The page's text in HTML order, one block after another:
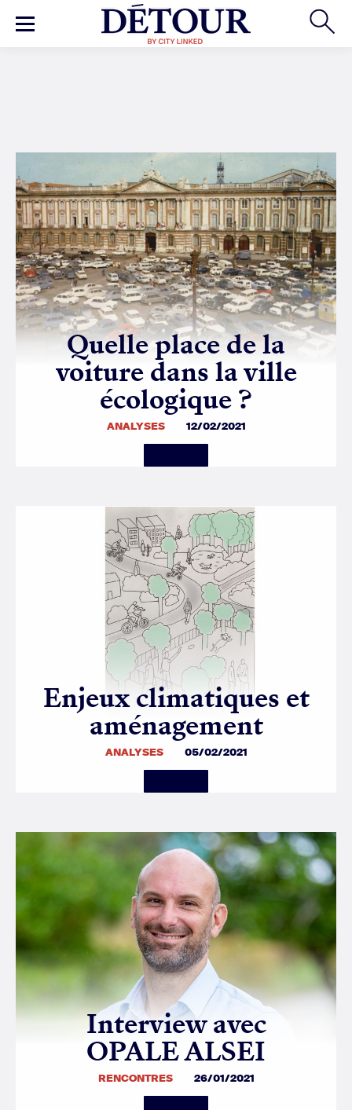
Quelle place de la
voiture dans la ville
écologique ?
ANALYSES 12/02/2021
Enjeux climatiques et
aménagement
ANALYSES 05/02/2021
Interview avec
OPALE ALSEI
RENCONTRES 26/01/2021